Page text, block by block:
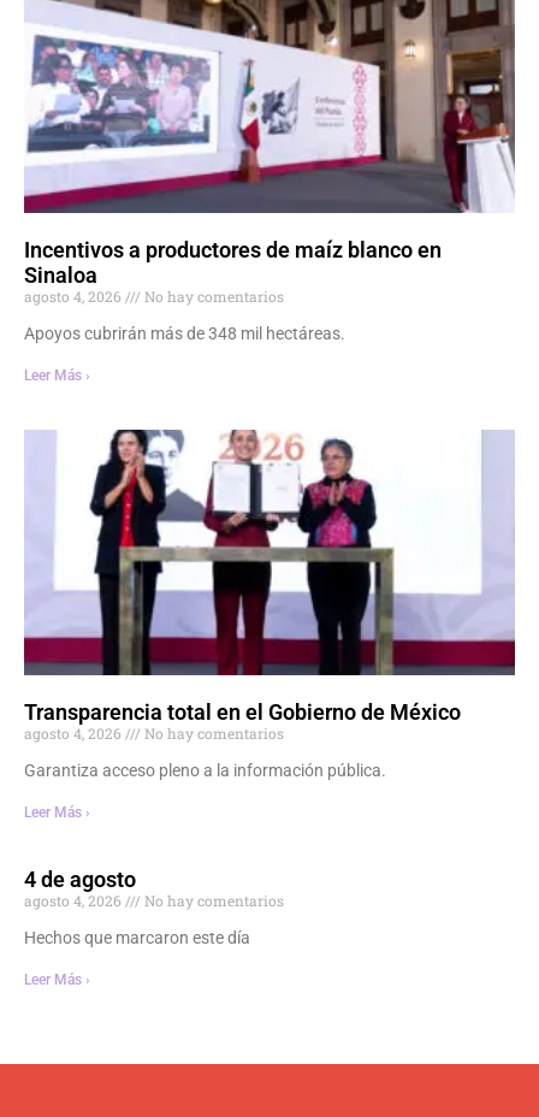
Incentivos a productores de maíz blanco en
Sinaloa
agosto 4, 2026
No hay comentarios
Apoyos cubrirán más de 348 mil hectáreas.
Leer Más ›
Transparencia total en el Gobierno de México
agosto 4, 2026
No hay comentarios
Garantiza acceso pleno a la información pública.
Leer Más ›
4 de agosto
agosto 4, 2026
No hay comentarios
Hechos que marcaron este día
Leer Más ›